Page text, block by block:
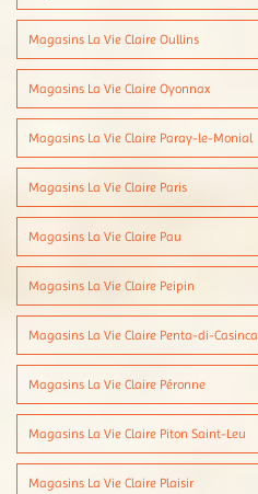
Magasins La Vie Claire Oullins
Magasins La Vie Claire Oyonnax
Magasins La Vie Claire Paray-le-Monial
Magasins La Vie Claire Paris
Magasins La Vie Claire Pau
Magasins La Vie Claire Peipin
Magasins La Vie Claire Penta-di-Casinca
Magasins La Vie Claire Péronne
Magasins La Vie Claire Piton Saint-Leu
Magasins La Vie Claire Plaisir